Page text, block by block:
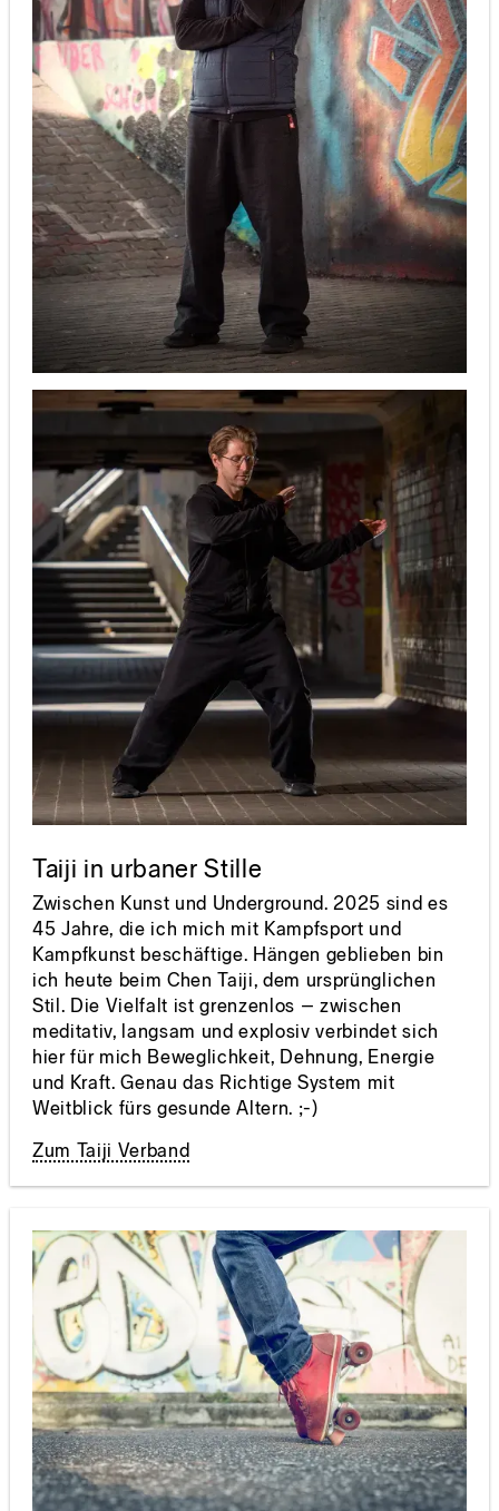
Taiji in urbaner Stille
Zwischen Kunst und Underground. 2025 sind es
45 Jahre, die ich mich mit Kampfsport und
Kampfkunst beschäftige. Hängen geblieben bin
ich heute beim Chen Taiji, dem ursprünglichen
Stil. Die Vielfalt ist grenzenlos – zwischen
meditativ, langsam und explosiv verbindet sich
hier für mich Beweglichkeit, Dehnung, Energie
und Kraft. Genau das Richtige System mit
Weitblick fürs gesunde Altern. ;-)
Zum Taiji Verband